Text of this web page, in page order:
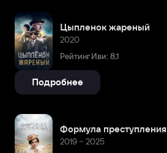
Цыпленок жареный
2020
Рейтинг Иви: 8,1
Подробнее
Формула преступления
2019 – 2025